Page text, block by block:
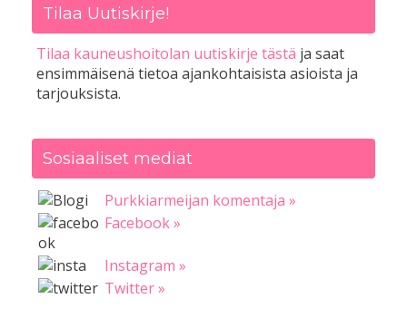
Tilaa Uutiskirje!
Tilaa kauneushoitolan uutiskirje tästä ja saat
ensimmäisenä tietoa ajankohtaisista asioista ja
tarjouksista.
Sosiaaliset mediat
Purkkiarmeijan komentaja »
Facebook »
Instagram »
Twitter »